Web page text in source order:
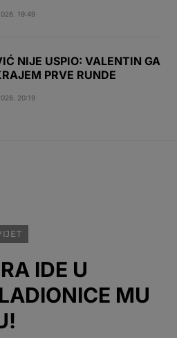
19:49
NIJE USPIO: VALENTIN GA
PRVE RUNDE
20:19
IDE U
MU